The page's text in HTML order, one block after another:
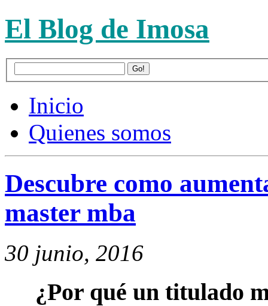
El Blog de Imosa
Inicio
Quienes somos
Descubre como
master mba
30 junio, 2016
¿Por qué un titulado